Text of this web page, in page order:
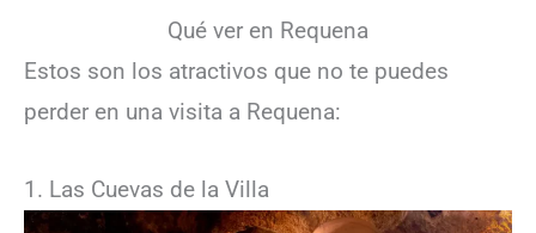
Qué ver en Requena
Estos son los atractivos que no te puedes
perder en una visita a Requena:
1. Las Cuevas de la Villa